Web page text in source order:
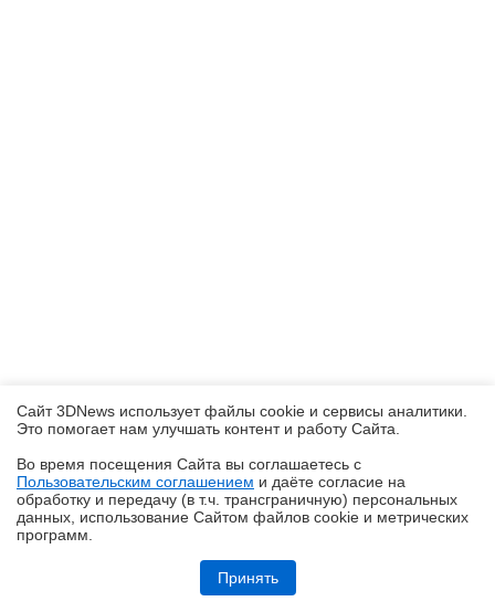
Обзор смартфона iQOO Z11: станция студенческая
Сайт 3DNews использует файлы cookie и сервисы аналитики.
Это помогает нам улучшать контент и работу Cайта.
Во время посещения Cайта вы соглашаетесь с
Пользовательским соглашением и даёте согласие на
обработку и передачу (в т.ч. трансграничную) персональных
данных, использование Cайтом файлов cookie и метрических
программ.
Принять